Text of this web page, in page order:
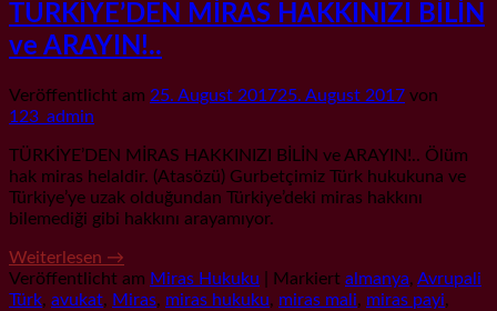
TÜRKİYE’DEN MİRAS HAKKINIZI BİLİN
ve ARAYIN!..
Veröffentlicht am 25. August 201725. August 2017 von
123_admin
TÜRKİYE’DEN MİRAS HAKKINIZI BİLİN ve ARAYIN!.. Ölüm
hak miras helaldir. (Atasözü) Gurbetçimiz Türk hukukuna ve
Türkiye’ye uzak olduğundan Türkiye’deki miras hakkını
bilemediği gibi hakkını arayamıyor.
Weiterlesen →
Veröffentlicht am Miras Hukuku Markiert almanya, Avrupali
Türk, avukat, Miras, miras hukuku, miras mali, miras payi,